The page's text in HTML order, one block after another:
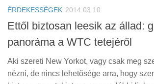
Cikkek
Szoftver
Firmware
Tudástár
ÉRDEKESSÉGEK 2014.03.10
Ettől biztosan leesik az állad:
panoráma a WTC tetejéről
Aki szereti New Yorkot, vagy csak meg
nézni, de nincs lehetősége arra, hogy